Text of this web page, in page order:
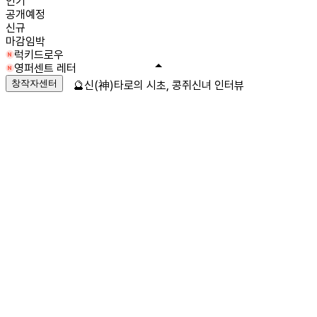
공개예정
신규
마감임박
럭키드로우
영퍼센트 레터
창작자센터 🔮신(神)타로의 시초, 콩쥐신녀 인터뷰